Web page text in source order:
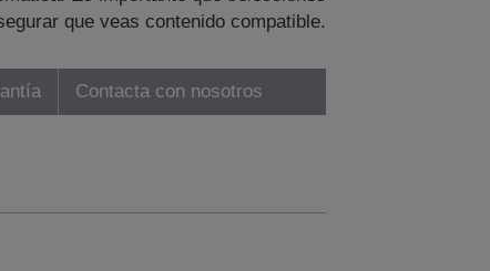
que veas contenido compatible.
Contacta con nosotros